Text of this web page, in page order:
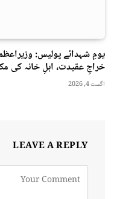
یومِ شہدائے پولیس:
خراجِ عقیدت، اہلِ خانہ کی
اگست 4, 2026
LEAVE A REPLY